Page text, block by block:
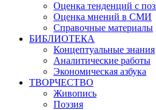
Оценка тенденций с
Оценка мнений в СМИ
Справочные материалы
БИБЛИОТЕКА
Концептуальные знания
Аналитические работы
Экономическая азбука
ТВОРЧЕСТВО
Живопись
Поэзия